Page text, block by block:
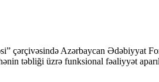
çərçivəsində Azərbaycan Ədəbiyyat
təbliği üzrə funksional fəaliyyət